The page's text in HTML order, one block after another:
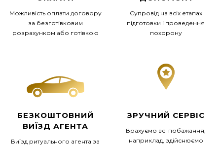
Можливість оплати договору
за безготівковим
розрахунком або готівкою
Супровід на всіх етапах
підготовки і проведення
похорону
БЕЗКОШТОВНИЙ
ВИЇЗД АГЕНТА
Виїзд ритуального агента за
ЗРУЧНИЙ СЕРВІС
Врахуємо всі побажання,
наприклад, здійснюємо